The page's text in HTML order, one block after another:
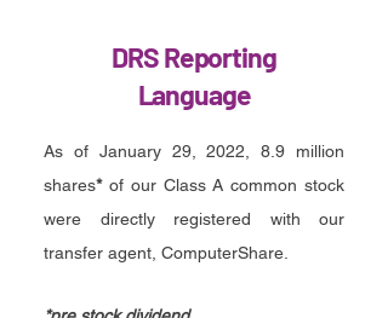
DRS Reporting
Language
As of January 29, 2022, 8.9 million
shares*of our Class A common stock
were directly registered with our
transfer agent, ComputerShare.